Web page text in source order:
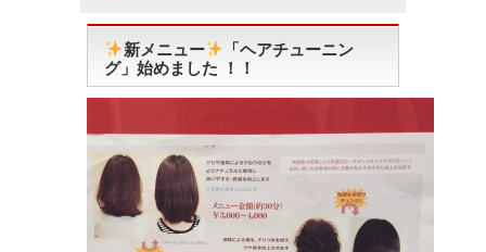
新メニュー
「ヘアチューニン
グ」始めました ！！